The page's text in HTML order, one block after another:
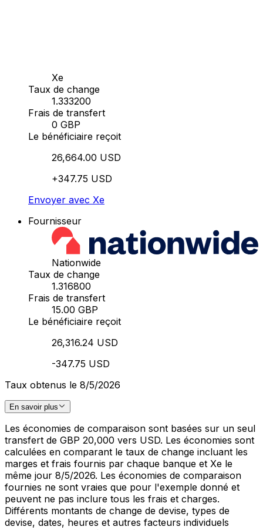
Xe
Taux de change
1.333200
Frais de transfert
0 GBP
Le bénéficiaire reçoit
26,664.00 USD
+347.75 USD
Envoyer avec Xe
Fournisseur
Nationwide
Taux de change
1.316800
Frais de transfert
15.00 GBP
Le bénéficiaire reçoit
26,316.24 USD
-347.75 USD
Taux obtenus le 8/5/2026
En savoir plus
Les économies de comparaison sont basées sur un seul
transfert de GBP 20,000 vers USD. Les économies sont
calculées en comparant le taux de change incluant les
marges et frais fournis par chaque banque et Xe le
même jour 8/5/2026. Les économies de comparaison
fournies ne sont vraies que pour l'exemple donné et
peuvent ne pas inclure tous les frais et charges.
Différents montants de change de devise, types de
devise, dates, heures et autres facteurs individuels